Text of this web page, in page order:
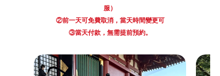
服）
②前一天可免費取消，當天時間變更可
③當天付款，無需提前預約。